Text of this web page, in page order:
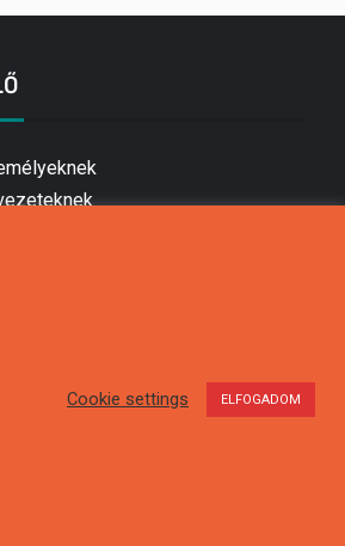
Cookie settings ELFOGADOM